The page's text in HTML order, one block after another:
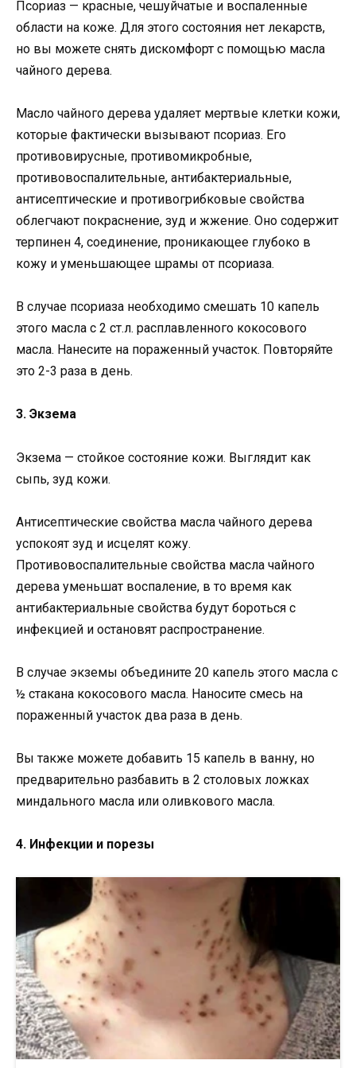
Псориаз — красные, чешуйчатые и воспаленные
области на коже. Для этого состояния нет лекарств,
но вы можете снять дискомфорт с помощью масла
чайного дерева.
Масло чайного дерева удаляет мертвые клетки кожи,
которые фактически вызывают псориаз. Его
противовирусные, противомикробные,
противовоспалительные, антибактериальные,
антисептические и противогрибковые свойства
облегчают покраснение, зуд и жжение. Оно содержит
терпинен 4, соединение, проникающее глубоко в
кожу и уменьшающее шрамы от псориаза.
В случае псориаза необходимо смешать 10 капель
этого масла с 2 ст.л. расплавленного кокосового
масла. Нанесите на пораженный участок. Повторяйте
это 2-3 раза в день.
3. Экзема
Экзема — стойкое состояние кожи. Выглядит как
сыпь, зуд кожи.
Антисептические свойства масла чайного дерева
успокоят зуд и исцелят кожу.
Противовоспалительные свойства масла чайного
дерева уменьшат воспаление, в то время как
антибактериальные свойства будут бороться с
инфекцией и остановят распространение.
В случае экземы объедините 20 капель этого масла с
½ стакана кокосового масла. Наносите смесь на
пораженный участок два раза в день.
Вы также можете добавить 15 капель в ванну, но
предварительно разбавить в 2 столовых ложках
миндального масла или оливкового масла.
4. Инфекции и порезы